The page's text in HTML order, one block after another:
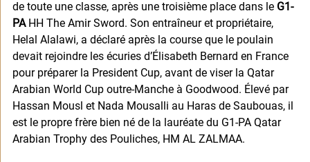
de toute une classe, après une troisième place dans le G1-
PA HH The Amir Sword. Son entraîneur et propriétaire,
Helal Alalawi, a déclaré après la course que le poulain
devait rejoindre les écuries d’Élisabeth Bernard en France
pour préparer la President Cup, avant de viser la Qatar
Arabian World Cup outre-Manche à Goodwood. Élevé par
Hassan Mousl et Nada Mousalli au Haras de Saubouas, il
est le propre frère bien né de la lauréate du G1-PA Qatar
Arabian Trophy des Pouliches, HM AL ZALMAA.